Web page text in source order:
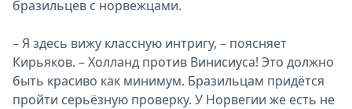
бразильцев с норвежцами.
– Я здесь вижу классную интригу, – поясняет
Кирьяков. – Холланд против Винисиуса! Это должно
быть красиво как минимум. Бразильцам придётся
пройти серьёзную проверку. У Норвегии же есть не